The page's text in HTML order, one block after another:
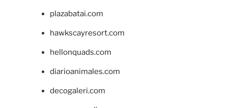
plazabatai.com
hawkscayresort.com
hellonquads.com
diarioanimales.com
decogaleri.com